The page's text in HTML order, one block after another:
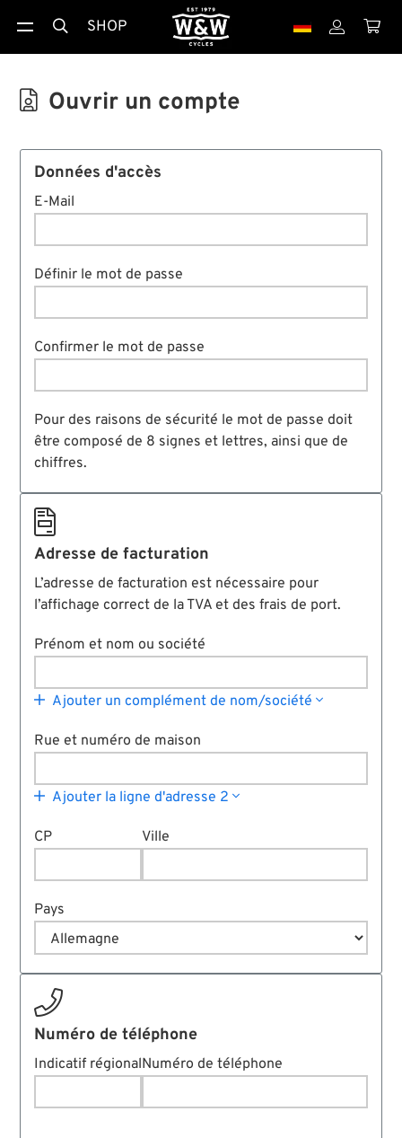
 SHOP  
 Ouvrir un compte
Données d'accès
E-Mail
Définir le mot de passe
Confirmer le mot de passe
Pour des raisons de sécurité le mot de passe doit
être composé de 8 signes et lettres, ainsi que de
chiffres.

Adresse de facturation
L’adresse de facturation est nécessaire pour
l’affichage correct de la TVA et des frais de port.
Prénom et nom ou société
 Ajouter un complément de nom/société
Rue et numéro de maison
 Ajouter la ligne d'adresse 2
CP Ville
Pays

Numéro de téléphone
Indicatif régionalNuméro de téléphone